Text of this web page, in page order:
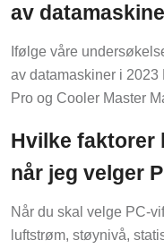
av
Ifølge våre
av datamaskiner i
Pro og Cooler Master
Hvilke faktorer
når jeg velger
Når du skal velge PC-
luftstrøm, støynivå,